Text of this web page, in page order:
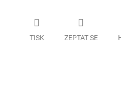
TISK ZEPTAT SE